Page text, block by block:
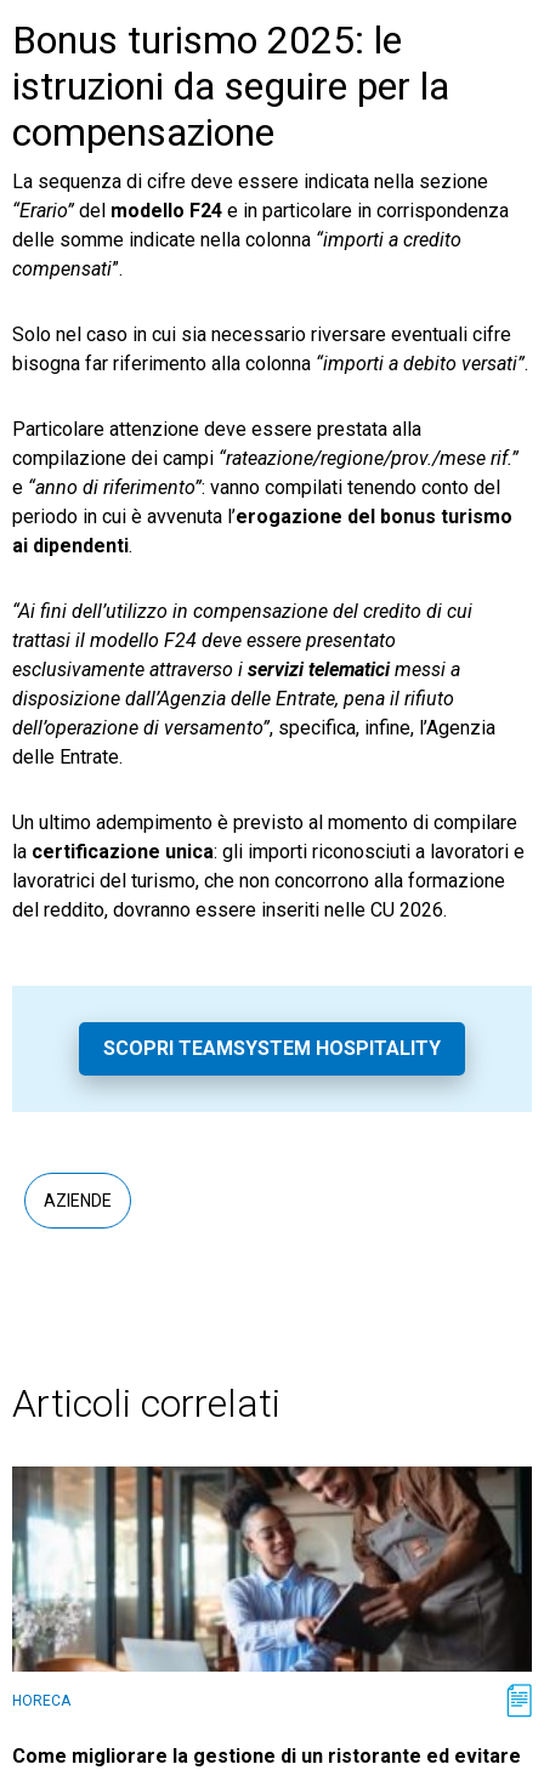
Bonus turismo 2025: le
istruzioni da seguire per la
compensazione
La sequenza di cifre deve essere indicata nella sezione
“Erario”del modello F24 e in particolare in corrispondenza
delle somme indicate nella colonna “importi a credito
compensati”.
Solo nel caso in cui sia necessario riversare eventuali cifre
bisogna far riferimento alla colonna “importi a debito versati”.
Particolare attenzione deve essere prestata alla
compilazione dei campi “rateazione/regione/prov./mese rif.”
e “anno di riferimento”: vanno compilati tenendo conto del
periodo in cui è avvenuta l’erogazione del bonus turismo
ai dipendenti.
“Ai fini dell’utilizzo in compensazione del credito di cui
trattasi il modello F24 deve essere presentato
esclusivamente attraverso i servizi telematicimessi a
disposizione dall’Agenzia delle Entrate, pena il rifiuto
dell’operazione di versamento”, specifica, infine, l’Agenzia
delle Entrate.
Un ultimo adempimento è previsto al momento di compilare
la certificazione unica: gli importi riconosciuti a lavoratori e
lavoratrici del turismo, che non concorrono alla formazione
del reddito, dovranno essere inseriti nelle CU 2026.
SCOPRI TEAMSYSTEM HOSPITALITY
AZIENDE
Articoli correlati
HORECA
Come migliorare la gestione di un ristorante ed evitare